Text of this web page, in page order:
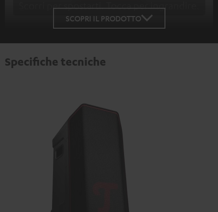
Scorri per spostarti. Tocca per ingrandire.
Tap to zoom
SCOPRI IL PRODOTTO
Specifiche tecniche